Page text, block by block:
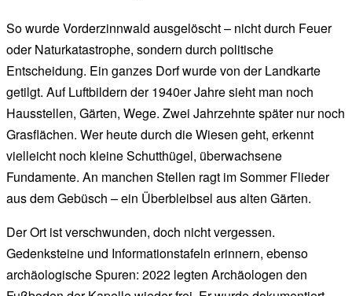
So wurde Vorderzinnwald ausgelöscht – nicht durch Feuer
oder Naturkatastrophe, sondern durch politische
Entscheidung. Ein ganzes Dorf wurde von der Landkarte
getilgt. Auf Luftbildern der 1940er Jahre sieht man noch
Hausstellen, Gärten, Wege. Zwei Jahrzehnte später nur noch
Grasflächen. Wer heute durch die Wiesen geht, erkennt
vielleicht noch kleine Schutthügel, überwachsene
Fundamente. An manchen Stellen ragt im Sommer Flieder
aus dem Gebüsch – ein Überbleibsel aus alten Gärten.
Der Ort ist verschwunden, doch nicht vergessen.
Gedenksteine und Informationstafeln erinnern, ebenso
archäologische Spuren: 2022 legten Archäologen den